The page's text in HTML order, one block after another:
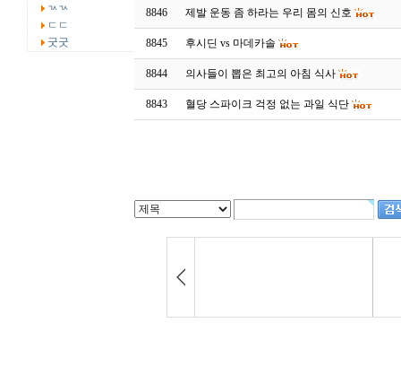
ㄳㄳ
ㄷㄷ
굿굿
8846 제발 운동 좀 하라는 우리 몸의 신호
8845 후시딘 vs 마데카솔
8844 의사들이 뽑은 최고의 아침 식사
8843 혈당 스파이크 걱정 없는 과일 식단